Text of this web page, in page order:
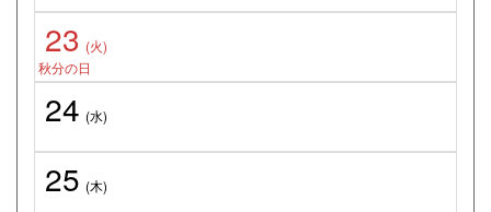
23 (火)
秋分の日
24 (水)
25 (木)